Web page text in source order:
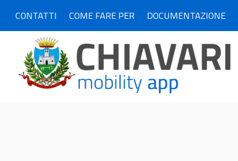
CONTATTI COME FARE PER DOCUMENTAZIONE